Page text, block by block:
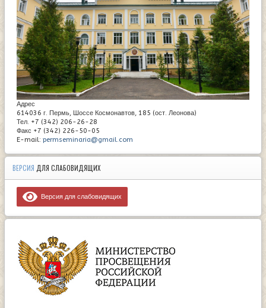
Адрес
614036 г. Пермь, Шоссе Космонавтов, 185 (ост. Леонова)
Тел. +7 (342) 206-26-28
Факс +7 (342) 226-50-05
E-mail: permseminaria@gmail.com
ВЕРСИЯ ДЛЯ СЛАБОВИДЯЩИХ
Версия для слабовидящих